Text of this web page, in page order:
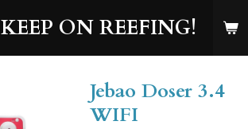
KEEP ON REEFING!
Jebao Doser 3.4
WIFI